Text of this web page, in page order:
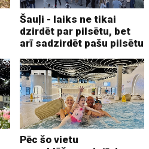
Šauļi - laiks ne tikai
dzirdēt par pilsētu, bet
arī sadzirdēt pašu pilsētu
Pēc šo vietu